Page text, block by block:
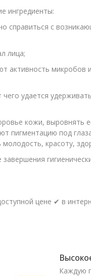
ингредиенты:
с
лица;
микробов
удается
кожи,
под
молодость, красоту,
цене ✔ в
Каждую